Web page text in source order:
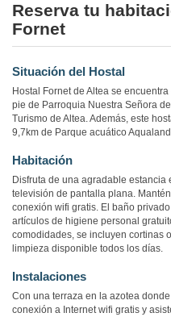
Reserva tu
Fornet
Situación del Hostal
Hostal Fornet de Altea se
pie de Parroquia Nuestra Señora
Turismo de Altea. Además, este
9,7km de Parque acuático
Habitación
Disfruta de una agradable
televisión de pantalla plana.
conexión wifi gratis. El baño
artículos de higiene personal
comodidades, se incluyen cortinas
limpieza disponible todos los días.
Instalaciones
Con una terraza en la azotea
conexión a Internet wifi gratis y